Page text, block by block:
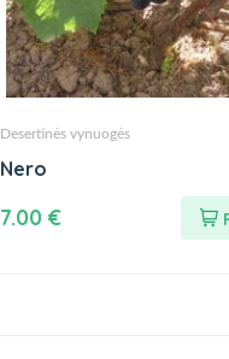
Desertinės vynuogės
Nero
7.00 €